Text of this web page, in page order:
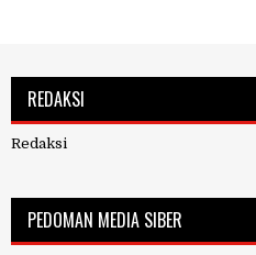
REDAKSI
Redaksi
PEDOMAN MEDIA SIBER